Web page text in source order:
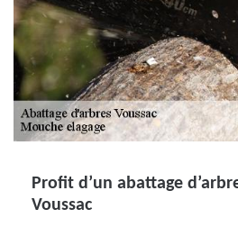
Profit d’un abattage
Voussac